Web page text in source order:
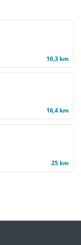
16,3 km
16,4 km
25 km